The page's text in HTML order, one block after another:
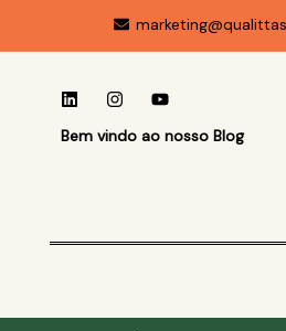
Bem vindo ao nosso Blog